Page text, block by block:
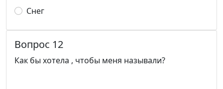
Снег
Вопрос 12
Как бы хотела , чтобы меня называли?